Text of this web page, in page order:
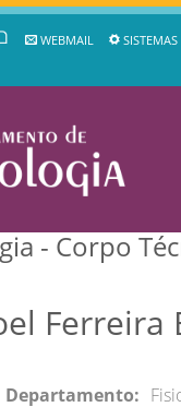
WEBMAIL SISTEMAS
- Corpo
Ferreira
Departamento: